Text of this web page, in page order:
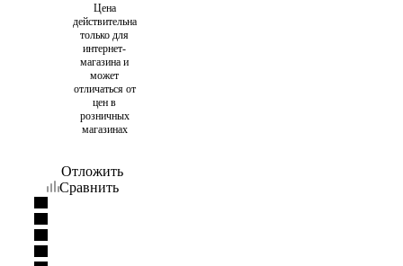
Цена
действительна
только для
интернет-
магазина и
может
отличаться от
цен в
розничных
магазинах
Отложить
Сравнить